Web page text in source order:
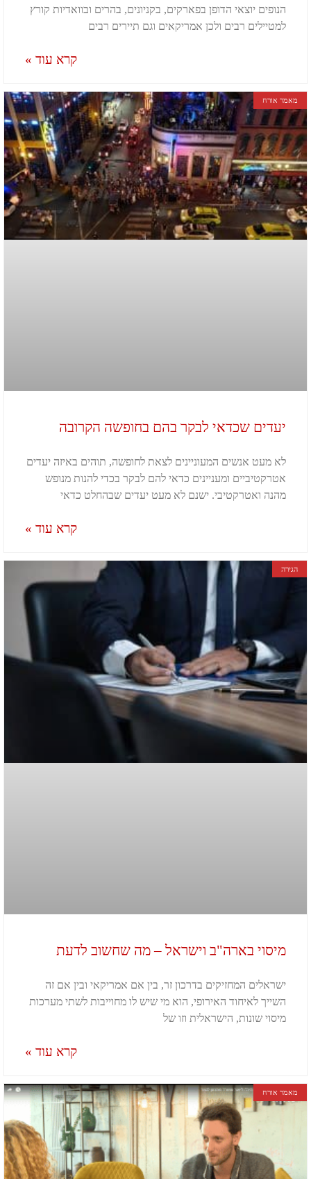
הנופים יוצאי הדופן בפארקים, בקניונים, בהרים ובוואדיות קורץ
למטיילים רבים ולכן אמריקאים וגם תיירים רבים
קרא עוד »
מאמר אורח
יעדים שכדאי לבקר בהם בחופשה הקרובה
לא מעט אנשים המעוניינים לצאת לחופשה, תוהים באיזה יעדים
אטרקטיביים ומעניינים כדאי להם לבקר בכדי להנות מנופש
מהנה ואטרקטיבי. ישנם לא מעט יעדים שבהחלט כדאי
קרא עוד »
הגירה
מיסוי בארה"ב וישראל – מה שחשוב לדעת
ישראלים המחזיקים בדרכון זר, בין אם אמריקאי ובין אם זה
השייך לאיחוד האירופי, הוא מי שיש לו מחוייבות לשתי מערכות
מיסוי שונות, הישראלית וזו של
קרא עוד »
מאמר אורח